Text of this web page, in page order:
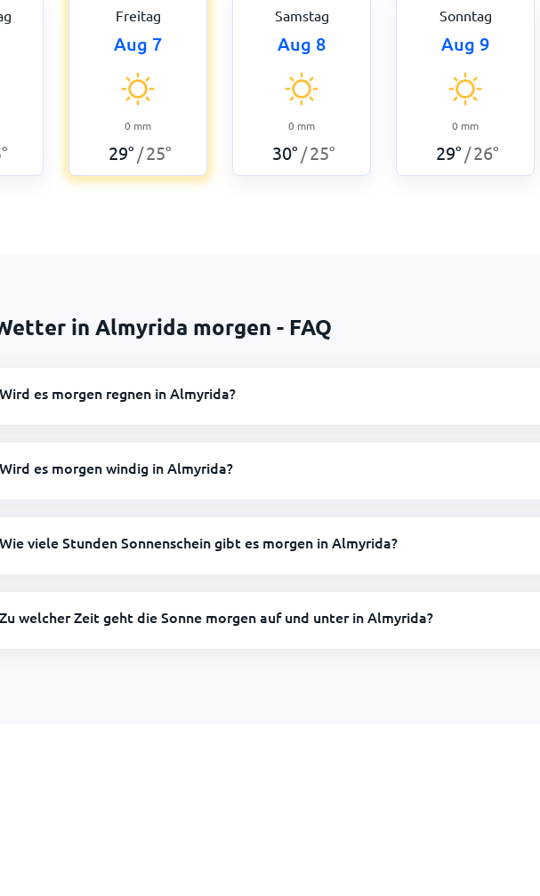
°
Freitag
Aug 7
0 mm
29° /25°
Samstag
Aug 8
0 mm
30° /25°
Sonntag
Aug 9
0 mm
29° /26°
in Almyrida morgen - FAQ
Wird es morgen regnen in Almyrida?
Wird es morgen windig in Almyrida?
Wie viele Stunden Sonnenschein gibt es morgen in Almyrida?
Zu welcher Zeit geht die Sonne morgen auf und unter in Almyrida?